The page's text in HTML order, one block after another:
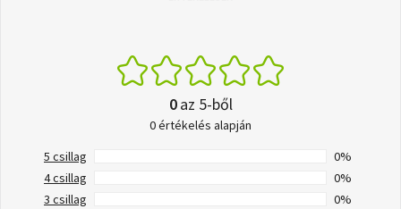
0az 5-ből
0 értékelés alapján
5 csillag
0%
4 csillag
0%
3 csillag
0%